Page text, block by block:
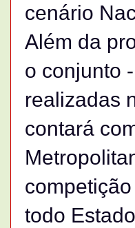
cenário
Além da
o conjunto
realizadas
contará
todo